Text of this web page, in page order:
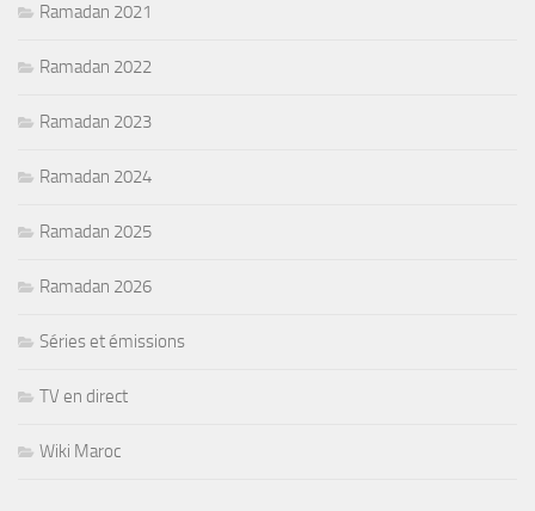
Ramadan 2021
Ramadan 2022
Ramadan 2023
Ramadan 2024
Ramadan 2025
Ramadan 2026
Séries et émissions
TV en direct
Wiki Maroc